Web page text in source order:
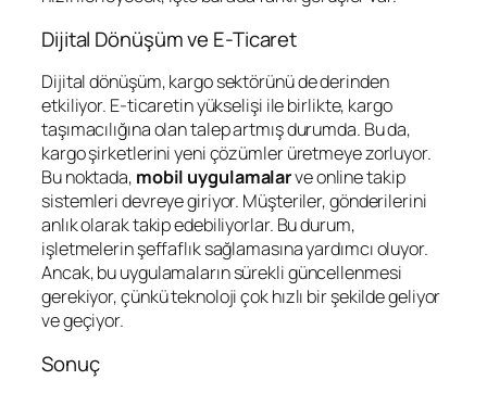
Dijital Dönüşüm ve E-Ticaret
Dijital dönüşüm, kargo sektörünü de derinden
etkiliyor. E-ticaretin yükselişi ile birlikte, kargo
taşımacılığına olan talep artmış durumda. Bu da,
kargo şirketlerini yeni çözümler üretmeye zorluyor.
Bu noktada, mobil uygulamalarve online takip
sistemleri devreye giriyor. Müşteriler, gönderilerini
anlık olarak takip edebiliyorlar. Bu durum,
işletmelerin şeffaflık sağlamasına yardımcı oluyor.
Ancak, bu uygulamaların sürekli güncellenmesi
gerekiyor, çünkü teknoloji çok hızlı bir şekilde geliyor
ve geçiyor.
Sonuç